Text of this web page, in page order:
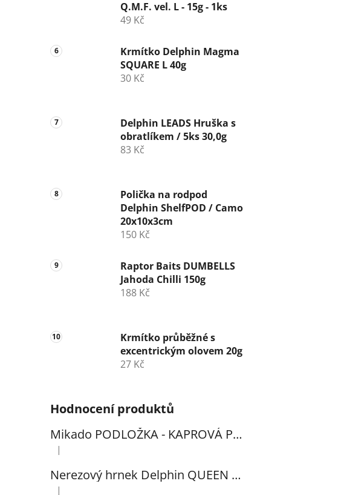
Q.M.F. vel. L - 15g - 1ks
49 Kč
Krmítko Delphin Magma
SQUARE L 40g
30 Kč
Delphin LEADS Hruška s
obratlíkem / 5ks 30,0g
83 Kč
Polička na rodpod
Delphin ShelfPOD / Camo
20x10x3cm
150 Kč
Raptor Baits DUMBELLS
Jahoda Chilli 150g
188 Kč
Krmítko průběžné s
excentrickým olovem 20g
27 Kč
Hodnocení produktů
Mikado PODLOŽKA - KAPROVÁ PRO VYHÁČKOVÁNÍ S METREM - (102x60cm) - 1ks
Hodnocení produktu je 5 z 5 hvězdiček.
|
Nerezový hrnek Delphin QUEEN 300ml
|